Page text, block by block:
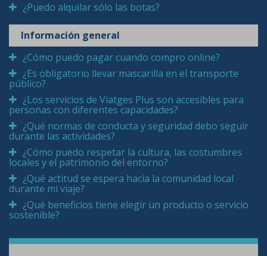
¿Puedo alquilar sólo las botas?
Información general
¿Cómo puedo pagar cuando compro online?
¿Es obligatorio llevar mascarilla en el transporte
público?
¿Los servicios de Viatges Plus son accesibles para
personas con diferentes capacidades?
¿Qué normas de conducta y seguridad debo seguir
durante las actividades?
¿Cómo puedo respetar la cultura, las costumbres
locales y el patrimonio del entorno?
¿Qué actitud se espera hacia la comunidad local
durante mi viaje?
¿Qué beneficios tiene elegir un producto o servicio
sostenible?